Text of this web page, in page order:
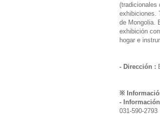
(tradicionales
exhibiciones.
de Mongolia.
exhibición
hogar e
- Dirección :
※
-
031-590-2793